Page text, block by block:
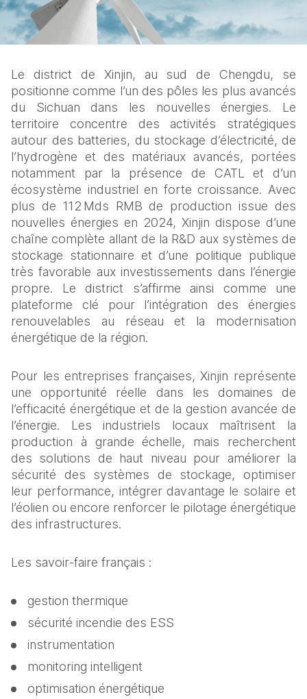
Le district de Xinjin, au sud de Chengdu, se
positionne comme l’un des pôles les plus avancés
du Sichuan dans les nouvelles énergies. Le
territoire concentre des activités stratégiques
autour des batteries, du stockage d’électricité, de
l’hydrogène et des matériaux avancés, portées
notamment par la présence de CATL et d’un
écosystème industriel en forte croissance. Avec
plus de 112 Mds RMB de production issue des
nouvelles énergies en 2024, Xinjin dispose d’une
chaîne complète allant de la R&D aux systèmes de
stockage stationnaire et d’une politique publique
très favorable aux investissements dans l’énergie
propre. Le district s’affirme ainsi comme une
plateforme clé pour l’intégration des énergies
renouvelables au réseau et la modernisation
énergétique de la région.
Pour les entreprises françaises, Xinjin représente
une opportunité réelle dans les domaines de
l’efficacité énergétique et de la gestion avancée de
l’énergie. Les industriels locaux maîtrisent la
production à grande échelle, mais recherchent
des solutions de haut niveau pour améliorer la
sécurité des systèmes de stockage, optimiser
leur performance, intégrer davantage le solaire et
l’éolien ou encore renforcer le pilotage énergétique
des infrastructures.
Les savoir‑faire français :
gestion thermique
sécurité incendie des ESS
instrumentation
monitoring intelligent
optimisation énergétique